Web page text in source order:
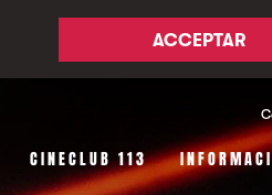
ACCEPTAR
CINECLUB 113